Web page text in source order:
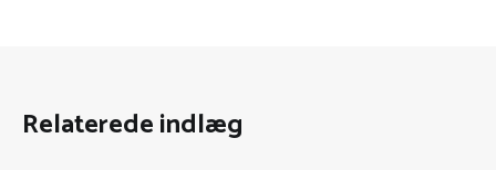
Relaterede indlæg